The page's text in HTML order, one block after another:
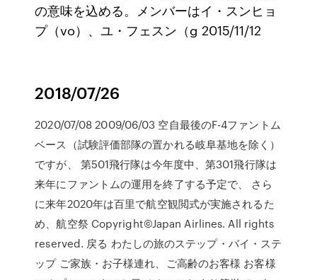
の意味を込める。メンバーはイ・スンヒョ
プ（vo）、ユ・フェスン（g 2015/11/12
2018/07/26
2020/07/08 2009/06/03 空自最後のF-4ファントム
ベース（試験評価部隊の置かれる岐阜基地を除く）
ですが、 第501飛行隊は今年度中、第301飛行隊は
来年にファントムの運用を終了する予定で、 さら
に来年2020年は百里で航空観閲式が実施されるた
め、航空祭 Copyright©Japan Airlines. All rights
reserved. 戻る わたしの旅のステップ・バイ・ステ
ップ ご家族・お子様連れ、ご高齢のお客様 お客様